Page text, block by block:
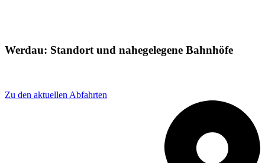
Werdau: Standort und nahegelegene Bahnhöfe
Zu den aktuellen Abfahrten